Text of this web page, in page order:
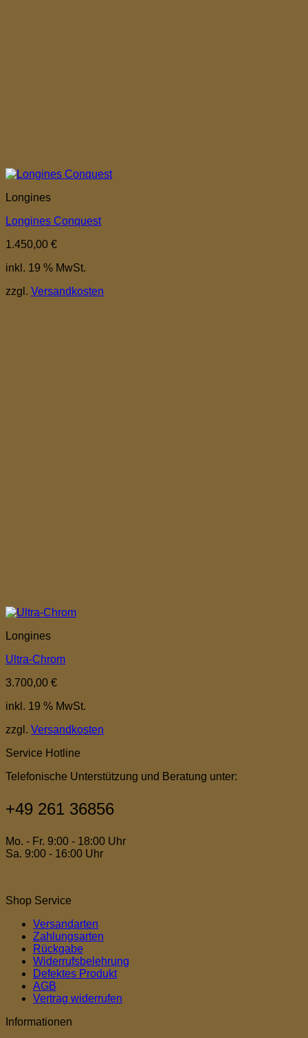
Longines
Longines Conquest
1.450,00 €
inkl. 19 % MwSt.
zzgl. Versandkosten
Longines
Ultra-Chrom
3.700,00 €
inkl. 19 % MwSt.
zzgl. Versandkosten
Service Hotline
Telefonische Unterstützung und Beratung unter:
+49 261 36856
Mo. - Fr. 9:00 - 18:00 Uhr
Sa. 9:00 - 16:00 Uhr
Shop Service
Versandarten
Zahlungsarten
Rückgabe
Widerrufsbelehrung
Defektes Produkt
AGB
Vertrag widerrufen
Informationen